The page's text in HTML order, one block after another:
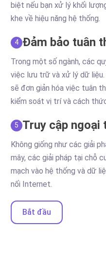
biệt nếu bạn xử lý khối
khe về hiệu năng hệ thống.
4 Đảm bảo tuân
Trong một số ngành, các
việc lưu trữ và xử lý dữ
sẽ đơn giản hóa việc tuân
kiểm soát vị trí và cách
5 Truy cập ngoại
Không giống như các giải
mây, các giải pháp tại chỗ
mạch vào hệ thống và dữ
nối Internet.
Bắt đầu